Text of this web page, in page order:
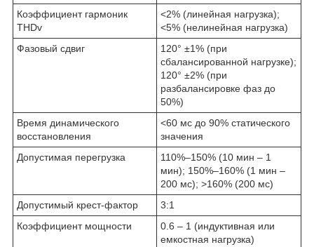
Коэффициент гармоник
THDv
<2% (линейная нагрузка);
<5% (нелинейная нагрузка)
Фазовый сдвиг
120° ±1% (при
сбалансированной нагрузке);
120° ±2% (при
разбалансировке фаз до
50%)
Время динамического
восстановления
<60 мс до 90% статического
значения
Допустимая перегрузка
110%–150% (10 мин – 1
мин); 150%–160% (1 мин –
200 мс); >160% (200 мс)
Допустимый крест-фактор
3:1
Коэффициент мощности
0.6 – 1 (индуктивная или
емкостная нагрузка)